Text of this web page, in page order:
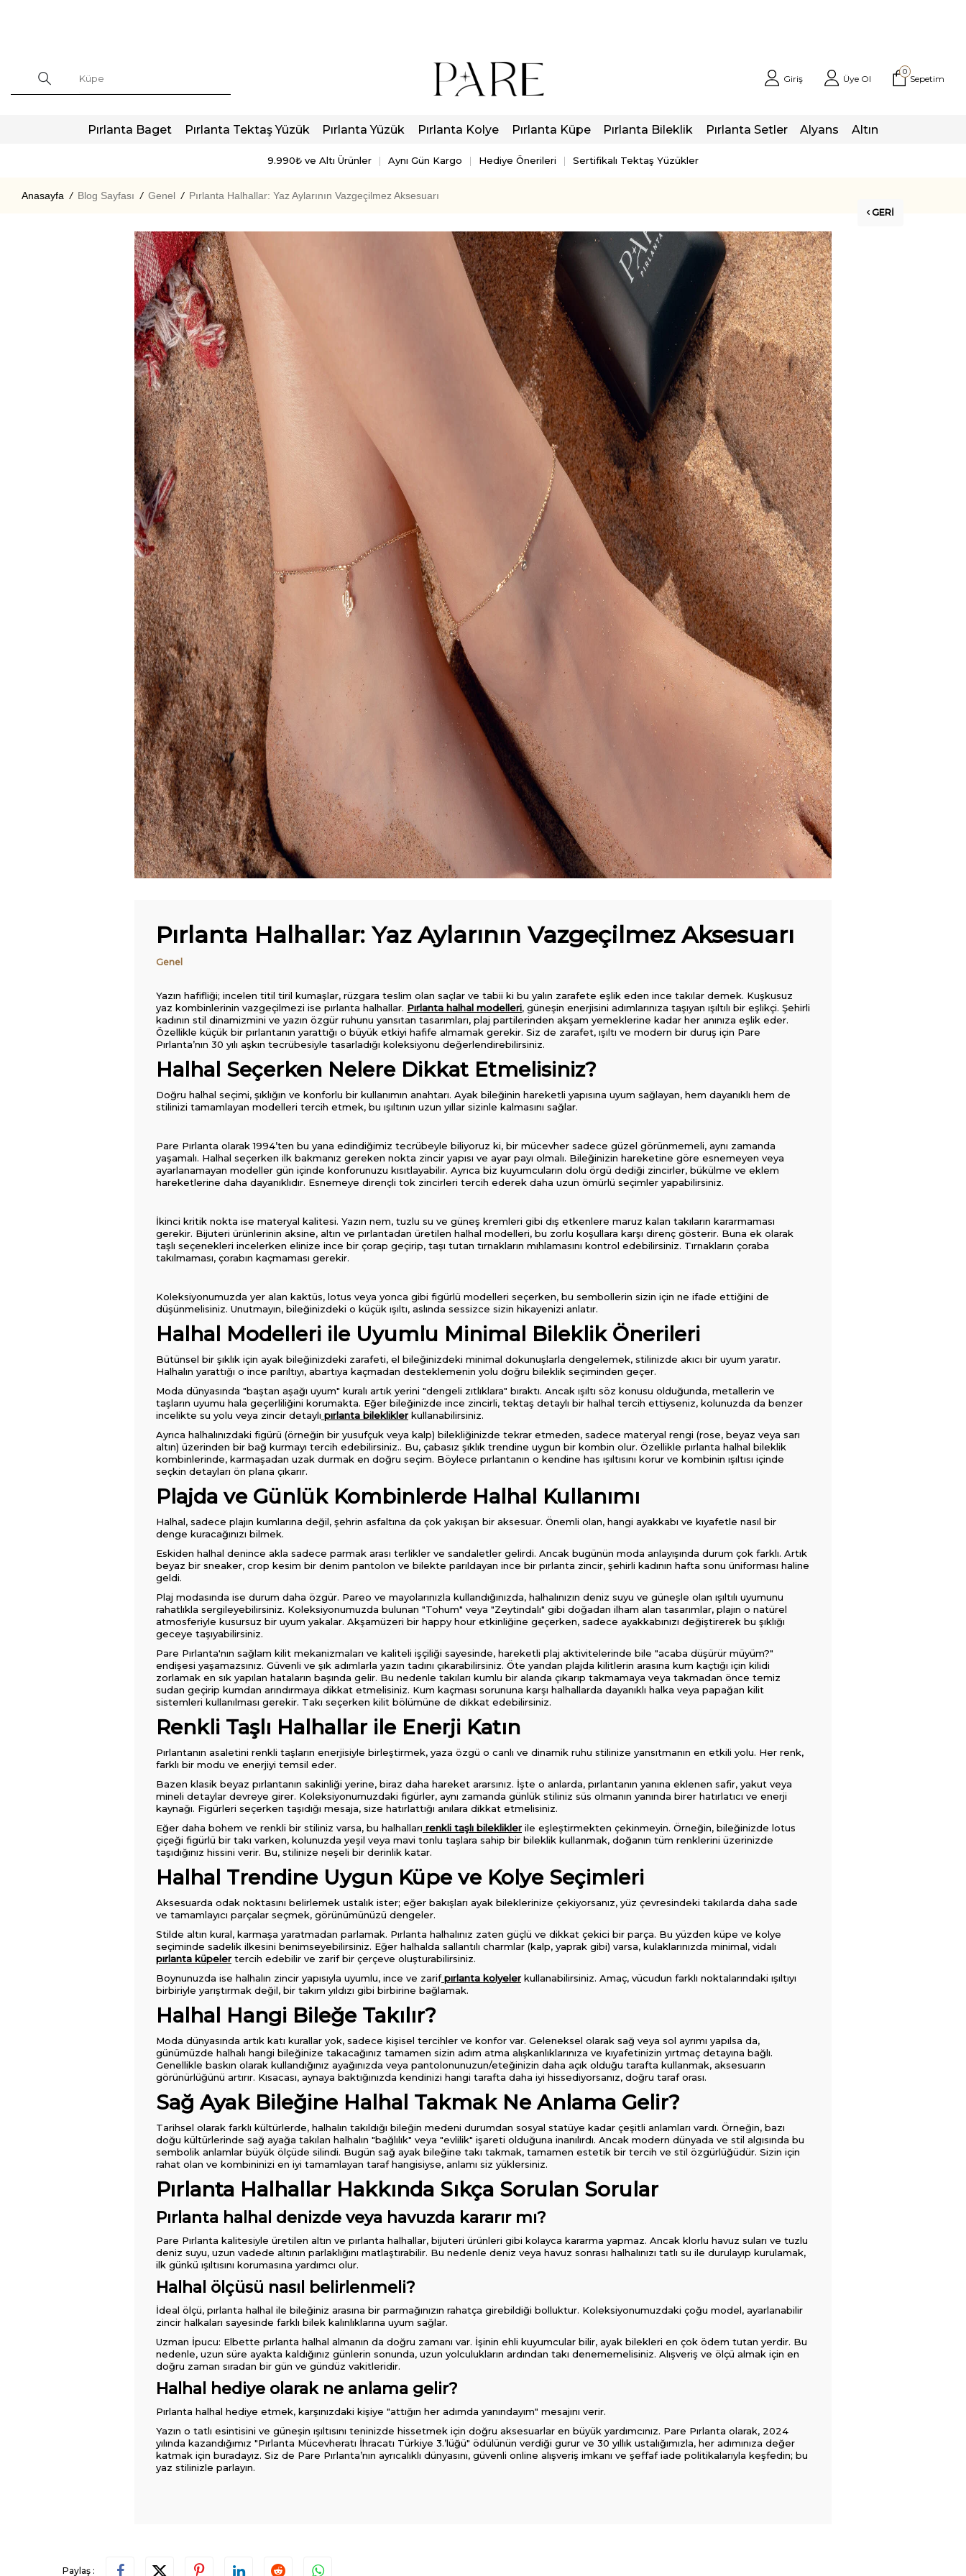
Giriş Üye Ol
0
Sepetim
Pırlanta Baget Pırlanta Tektaş Yüzük Pırlanta Yüzük Pırlanta Kolye Pırlanta Küpe Pırlanta Bileklik Pırlanta Setler Alyans Altın
9.990₺ ve Altı Ürünler Aynı Gün Kargo Hediye Önerileri Sertifikalı Tektaş Yüzükler
Anasayfa / Blog Sayfası / Genel / Pırlanta Halhallar: Yaz Aylarının Vazgeçilmez Aksesuarı
GERI
Pırlanta Halhallar: Yaz Aylarının Vazgeçilmez Aksesuarı
Genel
Yazın hafifliği; incelen titil tiril kumaşlar, rüzgara teslim olan saçlar ve tabii ki bu yalın zarafete eşlik eden ince takılar demek. Kuşkusuz
yaz kombinlerinin vazgeçilmezi ise pırlanta halhallar. Pırlanta halhal modelleri, güneşin enerjisini adımlarınıza taşıyan ışıltılı bir eşlikçi. Şehirli
kadının stil dinamizmini ve yazın özgür ruhunu yansıtan tasarımları, plaj partilerinden akşam yemeklerine kadar her anınıza eşlik eder.
Özellikle küçük bir pırlantanın yarattığı o büyük etkiyi hafife almamak gerekir. Siz de zarafet, ışıltı ve modern bir duruş için Pare
Pırlanta’nın 30 yılı aşkın tecrübesiyle tasarladığı koleksiyonu değerlendirebilirsiniz.
Halhal Seçerken Nelere Dikkat Etmelisiniz?
Doğru halhal seçimi, şıklığın ve konforlu bir kullanımın anahtarı. Ayak bileğinin hareketli yapısına uyum sağlayan, hem dayanıklı hem de
stilinizi tamamlayan modelleri tercih etmek, bu ışıltının uzun yıllar sizinle kalmasını sağlar.
Pare Pırlanta olarak 1994’ten bu yana edindiğimiz tecrübeyle biliyoruz ki, bir mücevher sadece güzel görünmemeli, aynı zamanda
yaşamalı. Halhal seçerken ilk bakmanız gereken nokta zincir yapısı ve ayar payı olmalı. Bileğinizin hareketine göre esnemeyen veya
ayarlanamayan modeller gün içinde konforunuzu kısıtlayabilir. Ayrıca biz kuyumcuların dolu örgü dediği zincirler, bükülme ve eklem
hareketlerine daha dayanıklıdır. Esnemeye dirençli tok zincirleri tercih ederek daha uzun ömürlü seçimler yapabilirsiniz.
İkinci kritik nokta ise materyal kalitesi. Yazın nem, tuzlu su ve güneş kremleri gibi dış etkenlere maruz kalan takıların kararmaması
gerekir. Bijuteri ürünlerinin aksine, altın ve pırlantadan üretilen halhal modelleri, bu zorlu koşullara karşı direnç gösterir. Buna ek olarak
taşlı seçenekleri incelerken elinize ince bir çorap geçirip, taşı tutan tırnakların mıhlamasını kontrol edebilirsiniz. Tırnakların çoraba
takılmaması, çorabın kaçmaması gerekir.
Koleksiyonumuzda yer alan kaktüs, lotus veya yonca gibi figürlü modelleri seçerken, bu sembollerin sizin için ne ifade ettiğini de
düşünmelisiniz. Unutmayın, bileğinizdeki o küçük ışıltı, aslında sessizce sizin hikayenizi anlatır.
Halhal Modelleri ile Uyumlu Minimal Bileklik Önerileri
Bütünsel bir şıklık için ayak bileğinizdeki zarafeti, el bileğinizdeki minimal dokunuşlarla dengelemek, stilinizde akıcı bir uyum yaratır.
Halhalın yarattığı o ince parıltıyı, abartıya kaçmadan desteklemenin yolu doğru bileklik seçiminden geçer.
Moda dünyasında "baştan aşağı uyum" kuralı artık yerini "dengeli zıtlıklara" bıraktı. Ancak ışıltı söz konusu olduğunda, metallerin ve
taşların uyumu hala geçerliliğini korumakta. Eğer bileğinizde ince zincirli, tektaş detaylı bir halhal tercih ettiyseniz, kolunuzda da benzer
incelikte su yolu veya zincir detaylı pırlanta bilekliklerkullanabilirsiniz.
Ayrıca halhalınızdaki figürü (örneğin bir yusufçuk veya kalp) bilekliğinizde tekrar etmeden, sadece materyal rengi (rose, beyaz veya sarı
altın) üzerinden bir bağ kurmayı tercih edebilirsiniz.. Bu, çabasız şıklık trendine uygun bir kombin olur. Özellikle pırlanta halhal bileklik
kombinlerinde, karmaşadan uzak durmak en doğru seçim. Böylece pırlantanın o kendine has ışıltısını korur ve kombinin ışıltısı içinde
seçkin detayları ön plana çıkarır.
Plajda ve Günlük Kombinlerde Halhal Kullanımı
Halhal, sadece plajın kumlarına değil, şehrin asfaltına da çok yakışan bir aksesuar. Önemli olan, hangi ayakkabı ve kıyafetle nasıl bir
denge kuracağınızı bilmek.
Eskiden halhal denince akla sadece parmak arası terlikler ve sandaletler gelirdi. Ancak bugünün moda anlayışında durum çok farklı. Artık
beyaz bir sneaker, crop kesim bir denim pantolon ve bilekte parıldayan ince bir pırlanta zincir, şehirli kadının hafta sonu üniforması haline
geldi.
Plaj modasında ise durum daha özgür. Pareo ve mayolarınızla kullandığınızda, halhalınızın deniz suyu ve güneşle olan ışıltılı uyumunu
rahatlıkla sergileyebilirsiniz. Koleksiyonumuzda bulunan "Tohum" veya "Zeytindalı" gibi doğadan ilham alan tasarımlar, plajın o natürel
atmosferiyle kusursuz bir uyum yakalar. Akşamüzeri bir happy hour etkinliğine geçerken, sadece ayakkabınızı değiştirerek bu şıklığı
geceye taşıyabilirsiniz.
Pare Pırlanta'nın sağlam kilit mekanizmaları ve kaliteli işçiliği sayesinde, hareketli plaj aktivitelerinde bile "acaba düşürür müyüm?"
endişesi yaşamazsınız. Güvenli ve şık adımlarla yazın tadını çıkarabilirsiniz. Öte yandan plajda kilitlerin arasına kum kaçtığı için kilidi
zorlamak en sık yapılan hataların başında gelir. Bu nedenle takıları kumlu bir alanda çıkarıp takmamaya veya takmadan önce temiz
sudan geçirip kumdan arındırmaya dikkat etmelisiniz. Kum kaçması sorununa karşı halhallarda dayanıklı halka veya papağan kilit
sistemleri kullanılması gerekir. Takı seçerken kilit bölümüne de dikkat edebilirsiniz.
Renkli Taşlı Halhallar ile Enerji Katın
Pırlantanın asaletini renkli taşların enerjisiyle birleştirmek, yaza özgü o canlı ve dinamik ruhu stilinize yansıtmanın en etkili yolu. Her renk,
farklı bir modu ve enerjiyi temsil eder.
Bazen klasik beyaz pırlantanın sakinliği yerine, biraz daha hareket ararsınız. İşte o anlarda, pırlantanın yanına eklenen safir, yakut veya
mineli detaylar devreye girer. Koleksiyonumuzdaki figürler, aynı zamanda günlük stiliniz süs olmanın yanında birer hatırlatıcı ve enerji
kaynağı. Figürleri seçerken taşıdığı mesaja, size hatırlattığı anılara dikkat etmelisiniz.
Eğer daha bohem ve renkli bir stiliniz varsa, bu halhalları renkli taşlı bilekliklerile eşleştirmekten çekinmeyin. Örneğin, bileğinizde lotus
çiçeği figürlü bir takı varken, kolunuzda yeşil veya mavi tonlu taşlara sahip bir bileklik kullanmak, doğanın tüm renklerini üzerinizde
taşıdığınız hissini verir. Bu, stilinize neşeli bir derinlik katar.
Halhal Trendine Uygun Küpe ve Kolye Seçimleri
Aksesuarda odak noktasını belirlemek ustalık ister; eğer bakışları ayak bileklerinize çekiyorsanız, yüz çevresindeki takılarda daha sade
ve tamamlayıcı parçalar seçmek, görünümünüzü dengeler.
Stilde altın kural, karmaşa yaratmadan parlamak. Pırlanta halhalınız zaten güçlü ve dikkat çekici bir parça. Bu yüzden küpe ve kolye
seçiminde sadelik ilkesini benimseyebilirsiniz. Eğer halhalda sallantılı charmlar (kalp, yaprak gibi) varsa, kulaklarınızda minimal, vidalı
pırlanta küpelertercih edebilir ve zarif bir çerçeve oluşturabilirsiniz.
Boynunuzda ise halhalın zincir yapısıyla uyumlu, ince ve zarif pırlanta kolyelerkullanabilirsiniz. Amaç, vücudun farklı noktalarındaki ışıltıyı
birbiriyle yarıştırmak değil, bir takım yıldızı gibi birbirine bağlamak.
Halhal Hangi Bileğe Takılır?
Moda dünyasında artık katı kurallar yok, sadece kişisel tercihler ve konfor var. Geleneksel olarak sağ veya sol ayrımı yapılsa da,
günümüzde halhalı hangi bileğinize takacağınız tamamen sizin adım atma alışkanlıklarınıza ve kıyafetinizin yırtmaç detayına bağlı.
Genellikle baskın olarak kullandığınız ayağınızda veya pantolonunuzun/eteğinizin daha açık olduğu tarafta kullanmak, aksesuarın
görünürlüğünü artırır. Kısacası, aynaya baktığınızda kendinizi hangi tarafta daha iyi hissediyorsanız, doğru taraf orası.
Sağ Ayak Bileğine Halhal Takmak Ne Anlama Gelir?
Tarihsel olarak farklı kültürlerde, halhalın takıldığı bileğin medeni durumdan sosyal statüye kadar çeşitli anlamları vardı. Örneğin, bazı
doğu kültürlerinde sağ ayağa takılan halhalın "bağlılık" veya "evlilik" işareti olduğuna inanılırdı. Ancak modern dünyada ve stil algısında bu
sembolik anlamlar büyük ölçüde silindi. Bugün sağ ayak bileğine takı takmak, tamamen estetik bir tercih ve stil özgürlüğüdür. Sizin için
rahat olan ve kombininizi en iyi tamamlayan taraf hangisiyse, anlamı siz yüklersiniz.
Pırlanta Halhallar Hakkında Sıkça Sorulan Sorular
Pırlanta halhal denizde veya havuzda kararır mı?
Pare Pırlanta kalitesiyle üretilen altın ve pırlanta halhallar, bijuteri ürünleri gibi kolayca kararma yapmaz. Ancak klorlu havuz suları ve tuzlu
deniz suyu, uzun vadede altının parlaklığını matlaştırabilir. Bu nedenle deniz veya havuz sonrası halhalınızı tatlı su ile durulayıp kurulamak,
ilk günkü ışıltısını korumasına yardımcı olur.
Halhal ölçüsü nasıl belirlenmeli?
İdeal ölçü, pırlanta halhal ile bileğiniz arasına bir parmağınızın rahatça girebildiği bolluktur. Koleksiyonumuzdaki çoğu model, ayarlanabilir
zincir halkaları sayesinde farklı bilek kalınlıklarına uyum sağlar.
Uzman İpucu: Elbette pırlanta halhal almanın da doğru zamanı var. İşinin ehli kuyumcular bilir, ayak bilekleri en çok ödem tutan yerdir. Bu
nedenle, uzun süre ayakta kaldığınız günlerin sonunda, uzun yolculukların ardından takı denememelisiniz. Alışveriş ve ölçü almak için en
doğru zaman sıradan bir gün ve gündüz vakitleridir.
Halhal hediye olarak ne anlama gelir?
Pırlanta halhal hediye etmek, karşınızdaki kişiye "attığın her adımda yanındayım" mesajını verir.
Yazın o tatlı esintisini ve güneşin ışıltısını teninizde hissetmek için doğru aksesuarlar en büyük yardımcınız. Pare Pırlanta olarak, 2024
yılında kazandığımız "Pırlanta Mücevheratı İhracatı Türkiye 3.’lüğü" ödülünün verdiği gurur ve 30 yıllık ustalığımızla, her adımınıza değer
katmak için buradayız. Siz de Pare Pırlanta’nın ayrıcalıklı dünyasını, güvenli online alışveriş imkanı ve şeffaf iade politikalarıyla keşfedin; bu
yaz stilinizle parlayın.
Paylaş :